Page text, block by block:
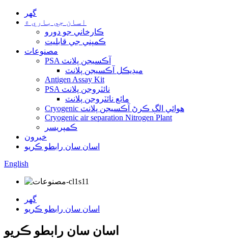
گهر
اسان جي باري ۾
ڪارخاني جو دورو
ڪمپني جي قابليت
مصنوعات
PSA آڪسيجن پلانٽ
ميڊيڪل آڪسيجن پلانٽ
Antigen Assay Kit
PSA نائٽروجن پلانٽ
مائع نائٽروجن پلانٽ
Cryogenic هوائي الڳ ڪرڻ آڪسيجن پلانٽ
Cryogenic air separation Nitrogen Plant
ڪمپريسر
خبرون
اسان سان رابطو ڪريو
English
گهر
اسان سان رابطو ڪريو
اسان سان رابطو ڪريو